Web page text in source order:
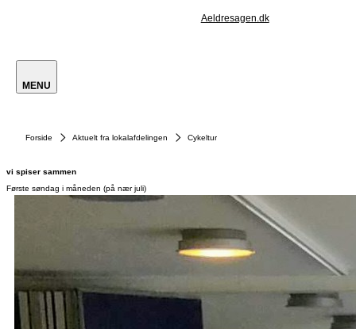
Aeldresagen.dk
MENU
Forside Aktuelt fra lokalafdelingen Cykeltur
vi spiser sammen
Første søndag i måneden (på nær juli)